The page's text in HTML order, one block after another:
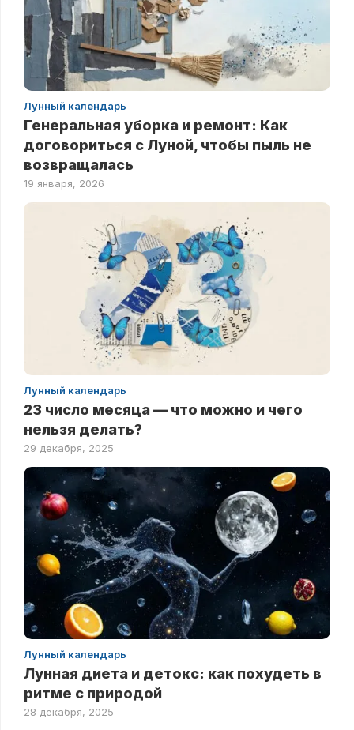
Лунный календарь
Генеральная уборка и ремонт: Как
договориться с Луной, чтобы пыль не
возвращалась
19 января, 2026
Лунный календарь
23 число месяца — что можно и чего
нельзя делать?
29 декабря, 2025
Лунный календарь
Лунная диета и детокс: как похудеть в
ритме с природой
28 декабря, 2025